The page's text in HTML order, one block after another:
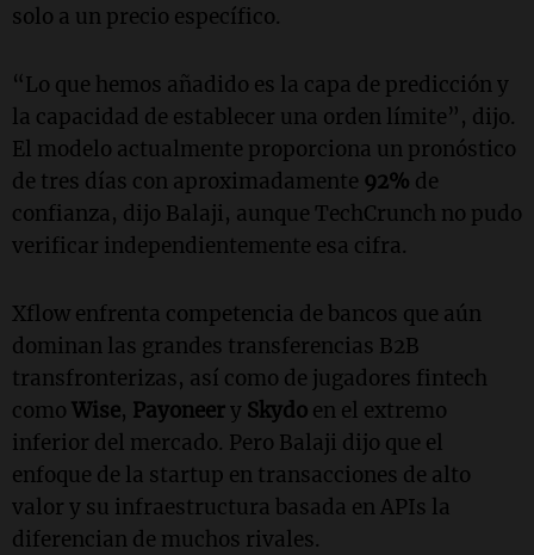
solo a un precio específico.
“Lo que hemos añadido es la capa de predicción y
la capacidad de establecer una orden límite”, dijo.
El modelo actualmente proporciona un pronóstico
de tres días con aproximadamente 92% de
confianza, dijo Balaji, aunque TechCrunch no pudo
verificar independientemente esa cifra.
Xflow enfrenta competencia de bancos que aún
dominan las grandes transferencias B2B
transfronterizas, así como de jugadores fintech
como Wise, Payoneery Skydo en el extremo
inferior del mercado. Pero Balaji dijo que el
enfoque de la startup en transacciones de alto
valor y su infraestructura basada en APIs la
diferencian de muchos rivales.